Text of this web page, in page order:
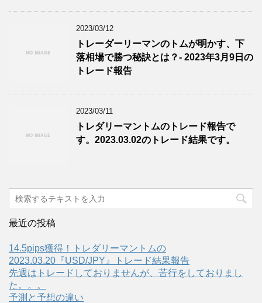
2023/03/12
トレーダーリーマンのトムが明かす、下
落相場で勝つ秘訣とは？- 2023年3月9日の
トレード報告
2023/03/11
トレダリーマントムのトレード報告で
す。2023.03.02のトレード結果です。
最近の投稿
14.5pips獲得！トレダリーマントムの
2023.03.20『USD/JPY』トレード結果報告
先週はトレードしておりませんが、苦行をしておりまし
た。。。
予測と予想の違い